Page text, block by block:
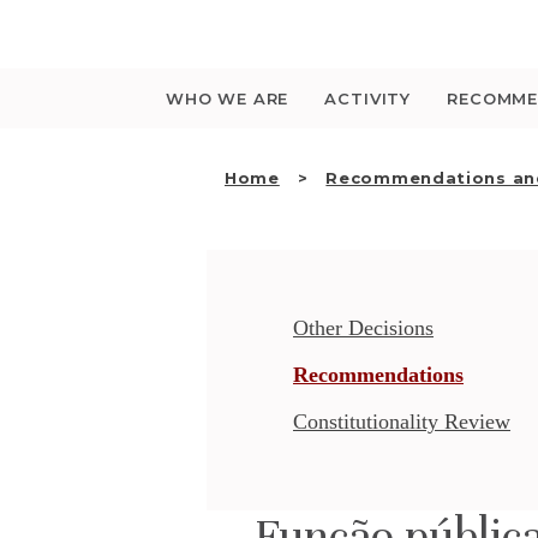
WHO WE ARE ACTIVITY
Home Recommendations
Other Decisions
Recommendations
Constitutionality Review